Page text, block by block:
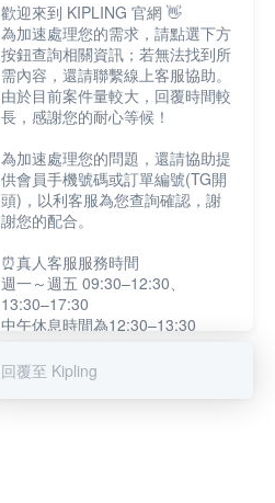
歡迎來到 KIPLING 官網 👋
為加速處理您的需求，請點選下方
按鈕查詢相關資訊；若無法找到所
需內容，還請聯繫線上客服協助。
由於目前案件量較大，回覆時間較
長，感謝您的耐心等候！
為加速處理您的問題，還請協助提
供會員手機號碼或訂單編號(TG開
頭)，以利客服為您查詢確認，謝
謝您的配合。
⏰真人客服服務時間
週一～週五 09:30–12:30、
13:30–17:30
中午休息時間為12:30–13:30
提醒您：系統會自動已讀訊息，如
回覆至 Kipling